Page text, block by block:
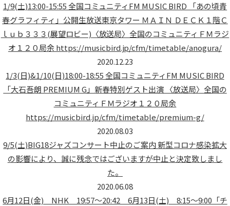
1/9(土)13:00-15:55 全国コミュニティFM MUSIC BIRD 「あの頃青
春グラフィティ」公開生放送東京タワー ＭＡＩＮ ＤＥＣＫ１階Ｃ
ｌｕｂ３３３(展望ロビー)〈放送局〉全国のコミュニティＦＭラジ
オ１２０局余 https://musicbird.jp/cfm/timetable/anogura/
2020.12.23
1/3(日)&1/10(日)18:00-18:55 全国コミュニティFM MUSIC BIRD
「大石吾朗 PREMIUM G」新春特別ゲスト出演 〈放送局〉全国の
コミュニティＦＭラジオ１２０局余
https://musicbird.jp/cfm/timetable/premium-g/
2020.08.03
9/5(土)BIG18ジャズコンサート中止のご案内 新型コロナ感染拡大
の影響により、誠に残念ではございますが中止と決定致しまし
た。
2020.06.08
6月12日(金) NHK 19:57～20:42 6月13日(土) 8:15～9:00「チ